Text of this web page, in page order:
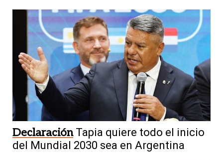
Declaración Tapia quiere todo el inicio
del Mundial 2030 sea en Argentina